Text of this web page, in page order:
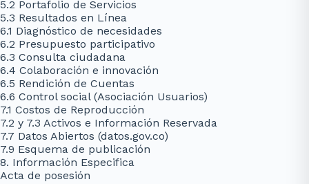
5.2 Portafolio de Servicios
5.3 Resultados en Línea
6.1 Diagnóstico de necesidades
6.2 Presupuesto participativo
6.3 Consulta ciudadana
6.4 Colaboración e innovación
6.5 Rendición de Cuentas
6.6 Control social (Asociación Usuarios)
7.1 Costos de Reproducción
7.2 y 7.3 Activos e Información Reservada
7.7 Datos Abiertos (datos.gov.co)
7.9 Esquema de publicación
8. Información Especifica
Acta de posesión